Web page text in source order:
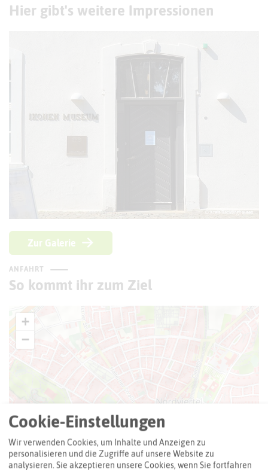
Hier gibt's weitere Impressionen
© Kreis Recklinghausen
Zur Galerie
ANFAHRT
So kommt ihr zum Ziel
+
−
Cookie-Einstellungen
Wir verwenden Cookies, um Inhalte und Anzeigen zu
personalisieren und die Zugriffe auf unsere Website zu
analysieren. Sie akzeptieren unsere Cookies, wenn Sie fortfahren